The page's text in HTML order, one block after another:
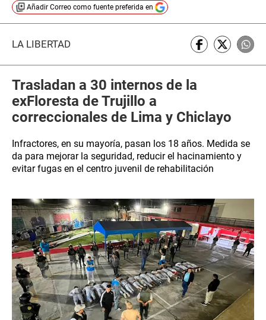
Añadir Correo como fuente preferida en
LA LIBERTAD
Trasladan a 30 internos de la
exFloresta de Trujillo a
correccionales de Lima y Chiclayo
Infractores, en su mayoría, pasan los 18 años. Medida se
da para mejorar la seguridad, reducir el hacinamiento y
evitar fugas en el centro juvenil de rehabilitación